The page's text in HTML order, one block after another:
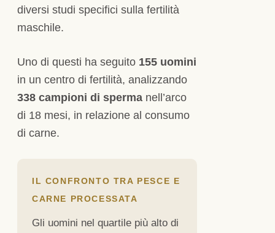
diversi studi specifici sulla fertilità
maschile.
Uno di questi ha seguito 155 uomini
in un centro di fertilità, analizzando
338 campioni di sperma nell’arco
di 18 mesi, in relazione al consumo
di carne.
IL CONFRONTO TRA PESCE E
CARNE PROCESSATA
Gli uomini nel quartile più alto di